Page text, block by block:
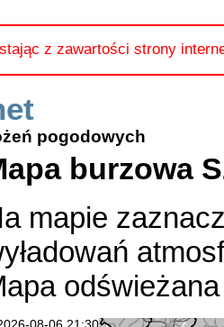
z zawartości strony
pogodowych
burzowa
mapie